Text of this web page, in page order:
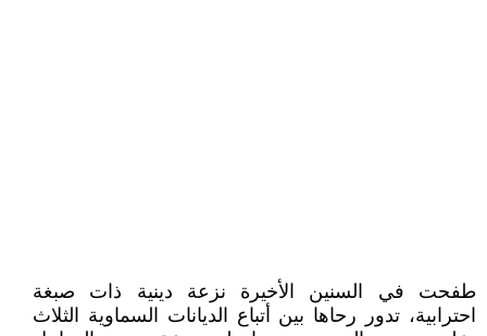
طفحت في السنين الأخيرة نزعة دينية ذات صبغة
احترابية، تدور رحاها بين أتباع الديانات السماوية الثلاث